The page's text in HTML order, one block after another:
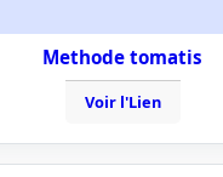
Methode tomatis
Voir l'Lien